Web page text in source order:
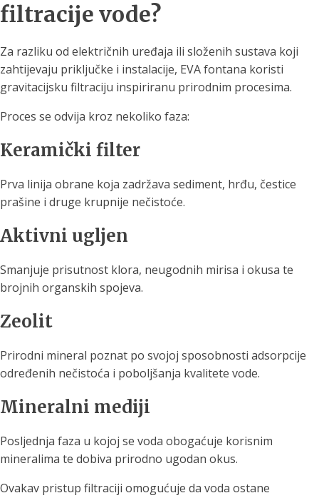
filtracije vode?
Za razliku od električnih uređaja ili složenih sustava koji
zahtijevaju priključke i instalacije, EVA fontana koristi
gravitacijsku filtraciju inspiriranu prirodnim procesima.
Proces se odvija kroz nekoliko faza:
Keramički filter
Prva linija obrane koja zadržava sediment, hrđu, čestice
prašine i druge krupnije nečistoće.
Aktivni ugljen
Smanjuje prisutnost klora, neugodnih mirisa i okusa te
brojnih organskih spojeva.
Zeolit
Prirodni mineral poznat po svojoj sposobnosti adsorpcije
određenih nečistoća i poboljšanja kvalitete vode.
Mineralni mediji
Posljednja faza u kojoj se voda obogaćuje korisnim
mineralima te dobiva prirodno ugodan okus.
Ovakav pristup filtraciji omogućuje da voda ostane